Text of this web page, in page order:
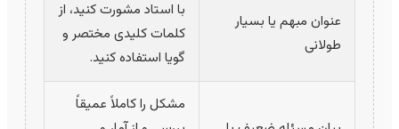
عنوان مبهم یا بسیار
طولانی
با استاد مشورت کنید، از
کلمات کلیدی مختصر و
گویا استفاده کنید.
مشکل را کاملاً عمیقاً